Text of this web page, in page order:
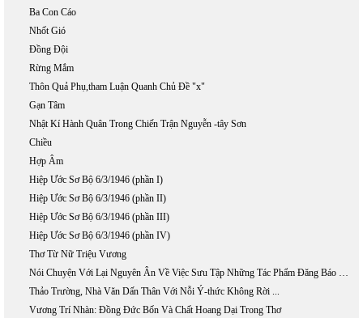
Ba Con Cáo
Nhốt Gió
Đồng Đội
Rừng Mắm
Thôn Quả Phụ,tham Luận Quanh Chủ Đề "x"
Gạn Tâm
Nhật Kí Hành Quân Trong Chiến Trận Nguyễn -tây Sơn
Chiều
Hợp Âm
Hiệp Ước Sơ Bộ 6/3/1946 (phần I)
Hiệp Ước Sơ Bộ 6/3/1946 (phần II)
Hiệp Ước Sơ Bộ 6/3/1946 (phần III)
Hiệp Ước Sơ Bộ 6/3/1946 (phần IV)
Thơ Từ Nữ Triệu Vương
Nói Chuyện Với Lại Nguyên Ân Về Việc Sưu Tập Những Tác Phẩm Đăng Báo Của Phan Khôi
Thảo Trường, Nhà Văn Dấn Thân Với Nỗi Ý-thức Không Rời ...
Vương Trí Nhàn: Đồng Đức Bốn Và Chất Hoang Dại Trong Thơ